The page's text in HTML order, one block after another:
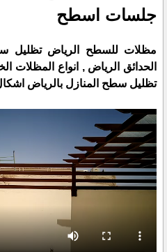
جلسات اسطح
مظلات للسطح الرياض تظليل
الحدائق الرياض , انواع المظلات
تظليل سطح المنازل بالرياض اشكال